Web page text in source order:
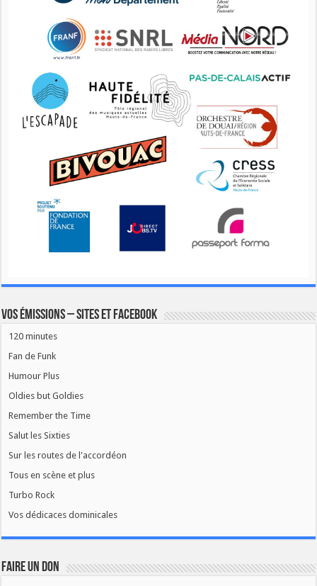
Vos émissions – Sites et Facebook
120 minutes
Fan de Funk
Humour Plus
Oldies but Goldies
Remember the Time
Salut les Sixties
Sur les routes de l'accordéon
Tous en scène et plus
Turbo Rock
Vos dédicaces dominicales
FAIRE UN DON